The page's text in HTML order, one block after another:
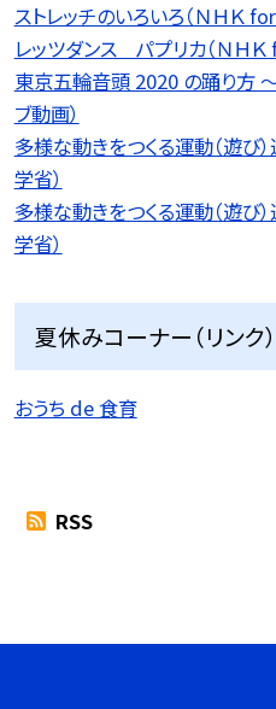
ストレッチのいろいろ（ＮＨＫ
レッツダンス パプリカ（ＮＨＫ
東京五輪音頭 2020 の踊り方
ブ動画）
多様な動きをつくる運動（遊び
学省）
多様な動きをつくる運動（遊び
学省）
夏休みコーナー（リンク）
おうち de 食育
RSS